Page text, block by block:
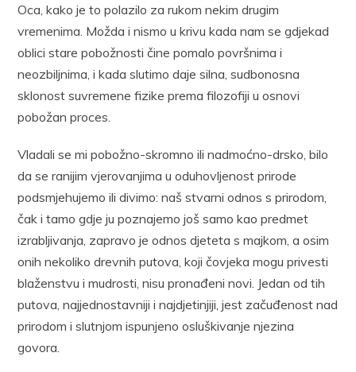
Oca, kako je to polazilo za rukom nekim drugim
vremenima. Možda i nismo u krivu kada nam se gdjekad
oblici stare pobožnosti čine pomalo površnima i
neozbiljnima, i kada slutimo daje silna, sudbonosna
sklonost suvremene fizike prema filozofiji u osnovi
pobožan proces.
Vladali se mi pobožno-skromno ili nadmoćno-drsko, bilo
da se ranijim vjerovanjima u oduhovljenost prirode
podsmjehujemo ili divimo: naš stvarni odnos s prirodom,
čak i tamo gdje ju poznajemo još samo kao predmet
izrabljivanja, zapravo je odnos djeteta s majkom, a osim
onih nekoliko drevnih putova, koji čovjeka mogu privesti
blaženstvu i mudrosti, nisu pronađeni novi. Jedan od tih
putova, najjednostavniji i najdjetinjiji, jest začuđenost nad
prirodom i slutnjom ispunjeno osluškivanje njezina
govora.